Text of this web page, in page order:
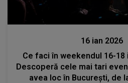
Divertisment
16 ian 2026
Ce faci în weekendul 16-18
Descoperă cele mai tari
avea loc în București, de